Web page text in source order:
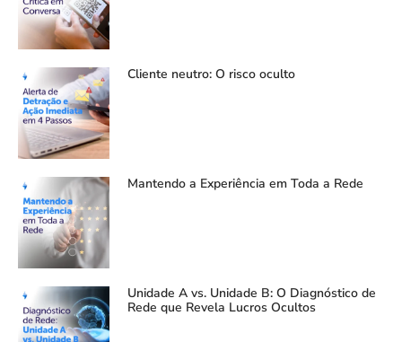
Cliente neutro: O risco oculto
Mantendo a Experiência em Toda a Rede
Unidade A vs. Unidade B: O Diagnóstico de
Rede que Revela Lucros Ocultos